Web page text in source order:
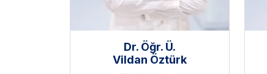
Dr. Öğr. Ü.
Vildan Öztürk